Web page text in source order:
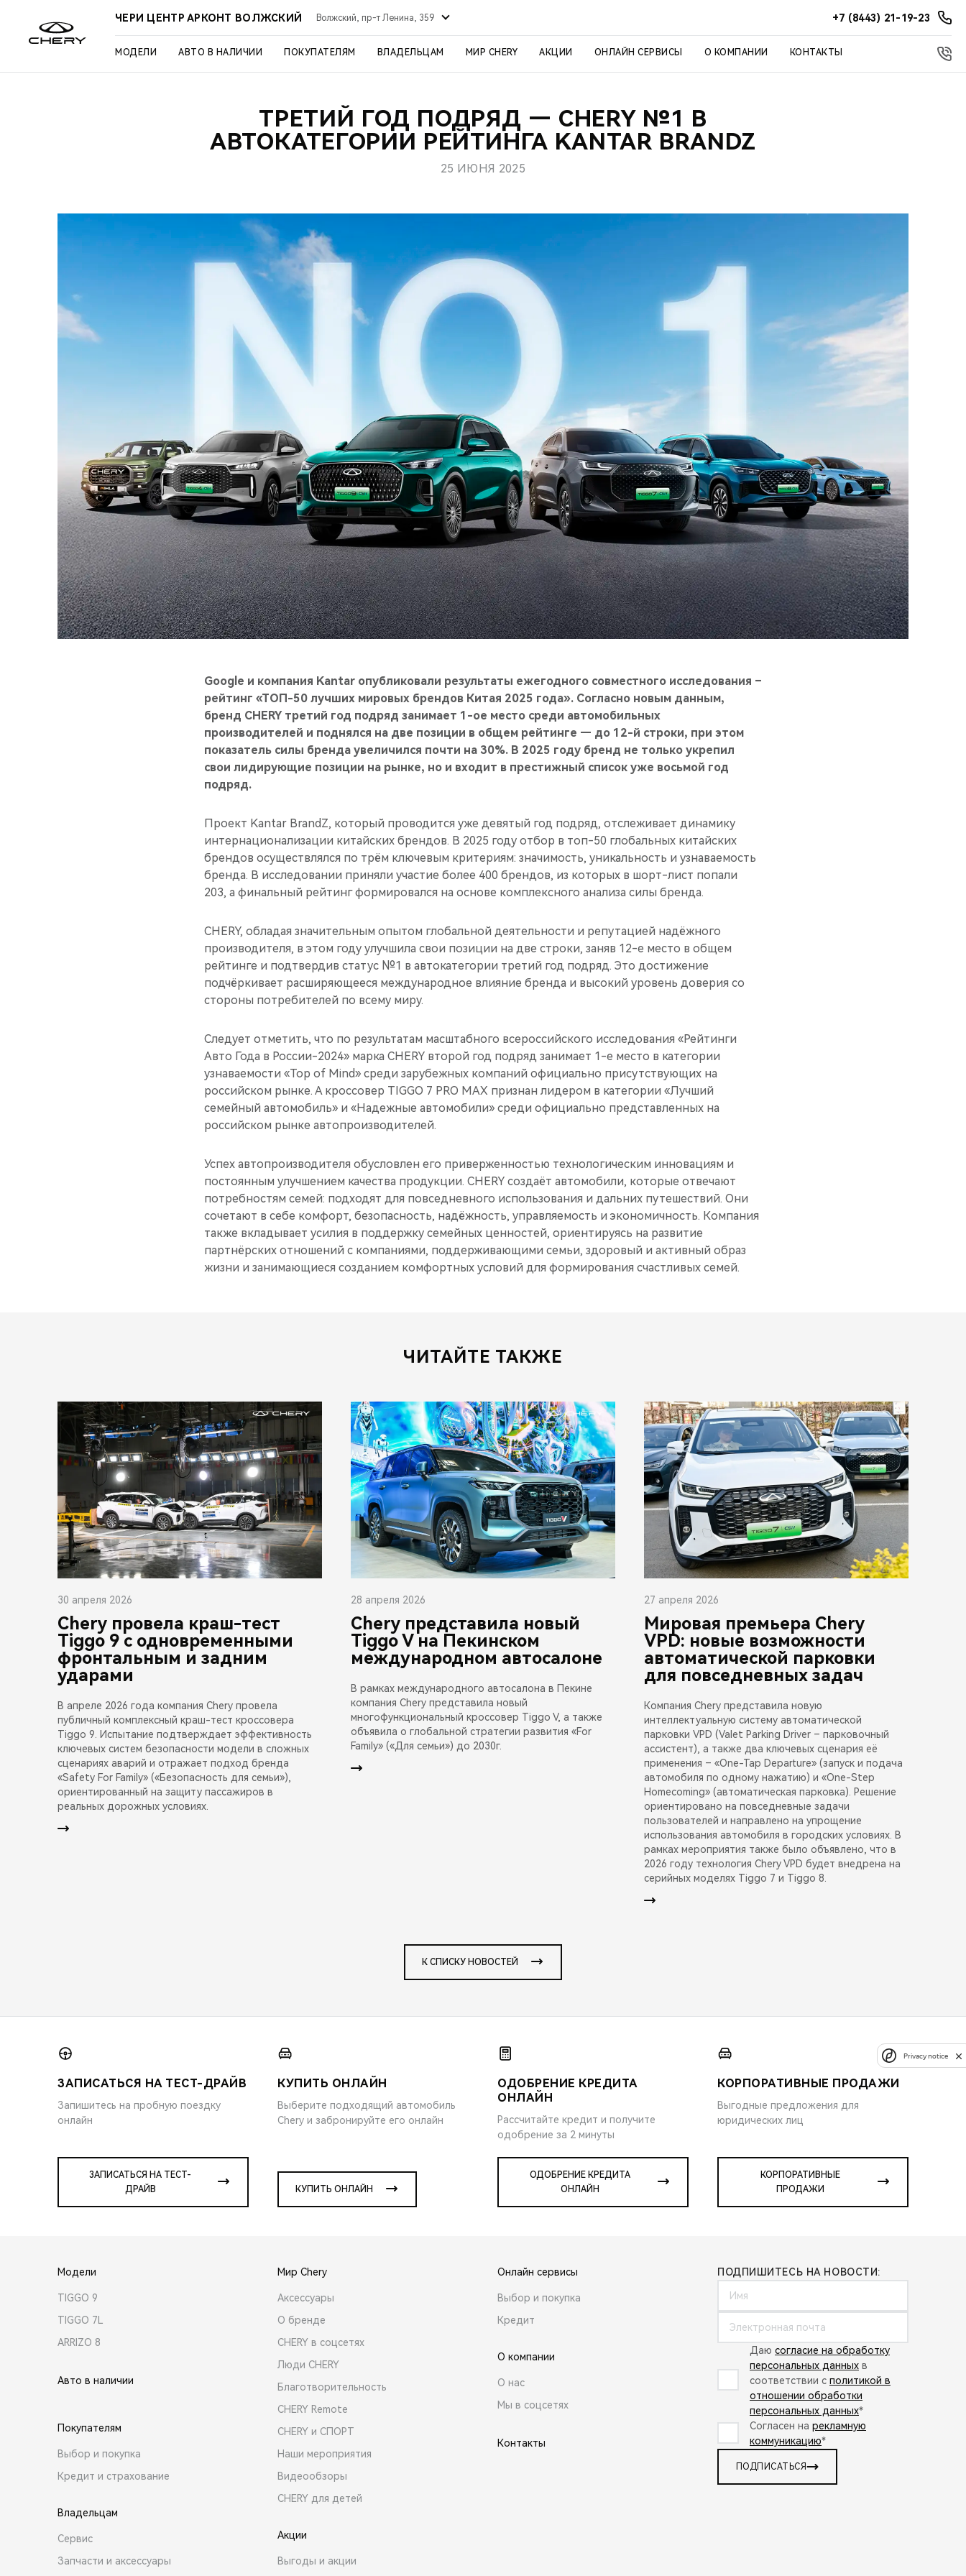
ЧЕРИ ЦЕНТР АРКОНТ ВОЛЖСКИЙ Волжский, пр-т Ленина, 359 +7 (8443) 21-19-23
МОДЕЛИ АВТО В НАЛИЧИИ ПОКУПАТЕЛЯМ ВЛАДЕЛЬЦАМ МИР CHERY АКЦИИ ОНЛАЙН СЕРВИСЫ О КОМПАНИИ КОНТАКТЫ
ТРЕТИЙ ГОД ПОДРЯД — CHERY №1 В
АВТОКАТЕГОРИИ РЕЙТИНГА KANTAR BRANDZ
25 ИЮНЯ 2025
Google и компания Kantar опубликовали результаты ежегодного совместного исследования –
рейтинг «ТОП-50 лучших мировых брендов Китая 2025 года». Согласно новым данным,
бренд CHERY третий год подряд занимает 1-ое место среди автомобильных
производителей и поднялся на две позиции в общем рейтинге — до 12-й строки, при этом
показатель силы бренда увеличился почти на 30%. В 2025 году бренд не только укрепил
свои лидирующие позиции на рынке, но и входит в престижный список уже восьмой год
подряд.
Проект Kantar BrandZ, который проводится уже девятый год подряд, отслеживает динамику
интернационализации китайских брендов. В 2025 году отбор в топ-50 глобальных китайских
брендов осуществлялся по трём ключевым критериям: значимость, уникальность и узнаваемость
бренда. В исследовании приняли участие более 400 брендов, из которых в шорт-лист попали
203, а финальный рейтинг формировался на основе комплексного анализа силы бренда.
CHERY, обладая значительным опытом глобальной деятельности и репутацией надёжного
производителя, в этом году улучшила свои позиции на две строки, заняв 12-е место в общем
рейтинге и подтвердив статус №1 в автокатегории третий год подряд. Это достижение
подчёркивает расширяющееся международное влияние бренда и высокий уровень доверия со
стороны потребителей по всему миру.
Следует отметить, что по результатам масштабного всероссийского исследования «Рейтинги
Авто Года в России-2024» марка CHERY второй год подряд занимает 1-е место в категории
узнаваемости «Top of Mind» среди зарубежных компаний официально присутствующих на
российском рынке. А кроссовер TIGGO 7 PRO MAX признан лидером в категории «Лучший
семейный автомобиль» и «Надежные автомобили» среди официально представленных на
российском рынке автопроизводителей.
Успех автопроизводителя обусловлен его приверженностью технологическим инновациям и
постоянным улучшением качества продукции. CHERY создаёт автомобили, которые отвечают
потребностям семей: подходят для повседневного использования и дальних путешествий. Они
сочетают в себе комфорт, безопасность, надёжность, управляемость и экономичность. Компания
также вкладывает усилия в поддержку семейных ценностей, ориентируясь на развитие
партнёрских отношений с компаниями, поддерживающими семьи, здоровый и активный образ
жизни и занимающиеся созданием комфортных условий для формирования счастливых семей.
ЧИТАЙТЕ ТАКЖЕ
30 апреля 2026
Chery провела краш-тест
Tiggo 9 с одновременными
фронтальным и задним
ударами
В апреле 2026 года компания Chery провела
публичный комплексный краш-тест кроссовера
Tiggo 9. Испытание подтверждает эффективность
ключевых систем безопасности модели в сложных
сценариях аварий и отражает подход бренда
«Safety For Family» («Безопасность для семьи»),
ориентированный на защиту пассажиров в
реальных дорожных условиях.
28 апреля 2026
Chery представила новый
Tiggo V на Пекинском
международном автосалоне
В рамках международного автосалона в Пекине
компания Chery представила новый
многофункциональный кроссовер Tiggo V, а также
объявила о глобальной стратегии развития «For
Family» («Для семьи») до 2030г.
27 апреля 2026
Мировая премьера Chery
VPD: новые возможности
автоматической парковки
для повседневных задач
Компания Chery представила новую
интеллектуальную систему автоматической
парковки VPD (Valet Parking Driver – парковочный
ассистент), а также два ключевых сценария её
применения – «One-Tap Departure» (запуск и подача
автомобиля по одному нажатию) и «One-Step
Homecoming» (автоматическая парковка). Решение
ориентировано на повседневные задачи
пользователей и направлено на упрощение
использования автомобиля в городских условиях. В
рамках мероприятия также было объявлено, что в
2026 году технология Chery VPD будет внедрена на
серийных моделях Tiggo 7 и Tiggo 8.
К СПИСКУ НОВОСТЕЙ
ЗАПИСАТЬСЯ НА ТЕСТ-ДРАЙВ
Запишитесь на пробную поездку
онлайн
ЗАПИСАТЬСЯ НА ТЕСТ-
ДРАЙВ
КУПИТЬ ОНЛАЙН
Выберите подходящий автомобиль
Chery и забронируйте его онлайн
КУПИТЬ ОНЛАЙН
ОДОБРЕНИЕ КРЕДИТА
ОНЛАЙН
Рассчитайте кредит и получите
одобрение за 2 минуты
ОДОБРЕНИЕ КРЕДИТА
ОНЛАЙН
КОРПОРАТИВНЫЕ ПРОДАЖИ
Выгодные предложения для
юридических лиц
КОРПОРАТИВНЫЕ
ПРОДАЖИ
Модели
TIGGO 9
TIGGO 7L
ARRIZO 8
Авто в наличии
Покупателям
Выбор и покупка
Кредит и страхование
Владельцам
Сервис
Запчасти и аксессуары
Мир Chery
Аксессуары
О бренде
CHERY в соцсетях
Люди CHERY
Благотворительность
CHERY Remote
CHERY и СПОРТ
Наши мероприятия
Видеообзоры
CHERY для детей
Акции
Выгоды и акции
Онлайн сервисы
Выбор и покупка
Кредит
О компании
О нас
Мы в соцсетях
Контакты
ПОДПИШИТЕСЬ НА НОВОСТИ:
Даю согласие на обработку
персональных данных в
соответствии с политикой в
отношении обработки
персональных данных*
Согласен на рекламную
коммуникацию*
ПОДПИСАТЬСЯ
Privacy notice